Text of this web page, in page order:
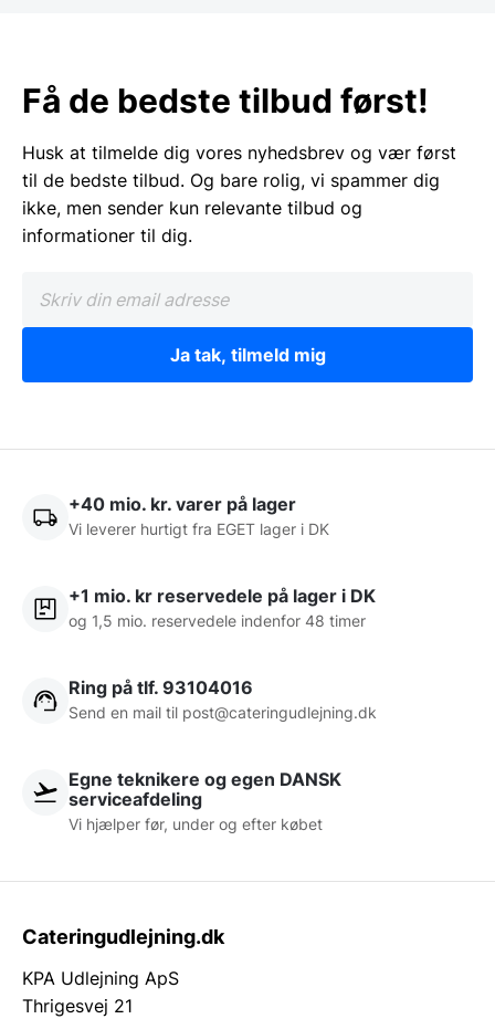
Få de bedste tilbud først!
Husk at tilmelde dig vores nyhedsbrev og vær først
til de bedste tilbud. Og bare rolig, vi spammer dig
ikke, men sender kun relevante tilbud og
informationer til dig.
Ja tak, tilmeld mig
+40 mio. kr. varer på lager
Vi leverer hurtigt fra EGET lager i DK
+1 mio. kr reservedele på lager i DK
og 1,5 mio. reservedele indenfor 48 timer
Ring på tlf. 93104016
Send en mail til post@cateringudlejning.dk
Egne teknikere og egen DANSK
serviceafdeling
Vi hjælper før, under og efter købet
Cateringudlejning.dk
KPA Udlejning ApS
Thrigesvej 21